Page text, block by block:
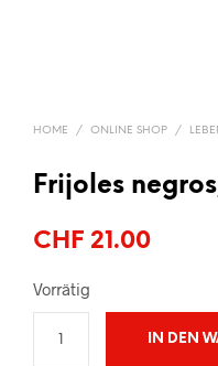
HOME / ONLINE SHOP /
Frijoles
CHF 21.00
Vorrätig
IN DEN